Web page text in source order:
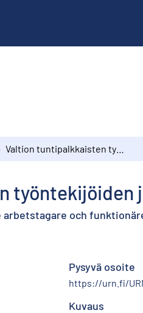
arbetstagare och
Pysyvä osoite
https://urn.fi/
Kuvaus